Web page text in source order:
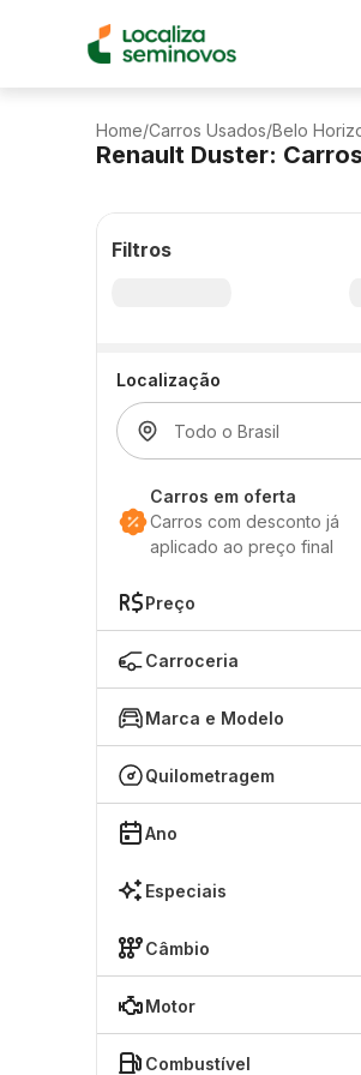
Home/Carros Usados/Belo
Renault Duster:
Filtros
Localização
Carros em oferta
Carros com desconto já
aplicado ao preço final
Preço
Carroceria
Marca e Modelo
Quilometragem
Ano
Especiais
Câmbio
Motor
Combustível